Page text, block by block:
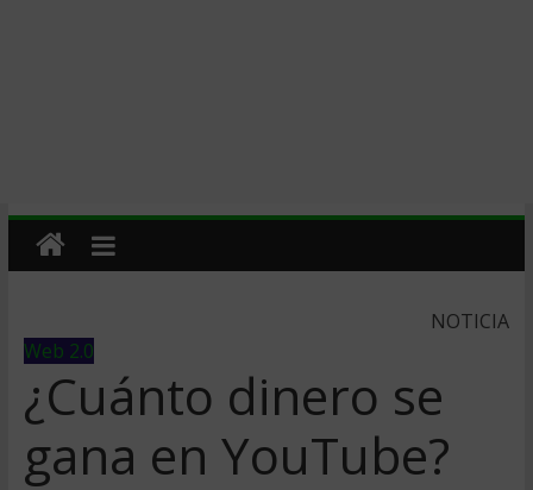
NOTICIA
Web 2.0
¿Cuánto dinero se
gana en YouTube?